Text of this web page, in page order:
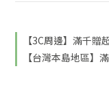
【3C周邊】滿千
【台灣本島地區】